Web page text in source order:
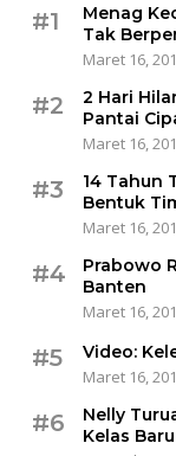
#1
Menag
Tak
Maret 16,
#2
2 Hari
Pantai
Maret 16,
#3
14 Tahun
Bentuk
Maret 16,
#4
Prabowo
Banten
Maret 16,
#5
Video:
Maret 16,
#6
Nelly
Kelas